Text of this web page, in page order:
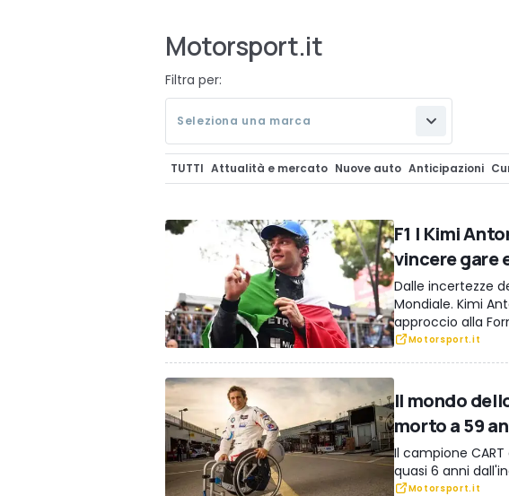
Motorsport.it
Filtra per:
Seleziona una marca
TUTTI Attualità e mercato Nuove auto Anticipazioni
Prototipi & Concept Storia dell'auto Trasporto Pesante
OmniTrattore.it Accessori Videogame Live Speciali
Le dritte di Andrea
F1 | Kimi
vincere gare
Dalle incertezze
Mondiale. Kimi
approccio alla
Motorsport.it
Il mondo
morto a 59
Il campione
quasi 6 anni
Motorsport.it